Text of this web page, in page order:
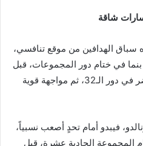
شاقة
سباق الهدافين من موقع تنافسي،
في ختام دور المجموعات، قبل
مسار قد يضعه أمام الرأس الأخضر في دور الـ32، ثم مواجهة قوية
فيبدو أمام تحدٍ أصعب نسبياً،
المجموعة الحادية عشرة، قبل